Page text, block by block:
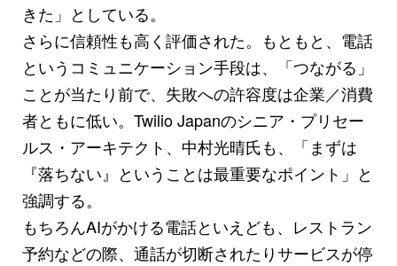
きた」としている。
さらに信頼性も高く評価された。もともと、電話
というコミュニケーション手段は、「つながる」
ことが当たり前で、失敗への許容度は企業／消費
者ともに低い。Twilio Japanのシニア・プリセー
ルス・アーキテクト、中村光晴氏も、「まずは
『落ちない』ということは最重要なポイント」と
強調する。
もちろんAIがかける電話といえども、レストラン
予約などの際、通話が切断されたりサービスが停